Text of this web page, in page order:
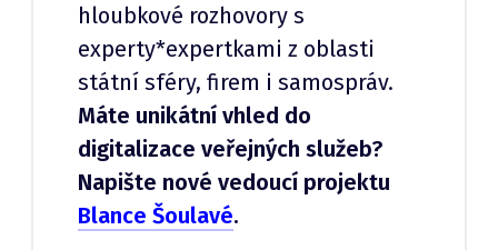
hloubkové rozhovory s
experty*expertkami z oblasti
státní sféry, firem i samospráv.
Máte unikátní vhled do
digitalizace veřejných služeb?
Napište nové vedoucí projektu
Blance Šoulavé.